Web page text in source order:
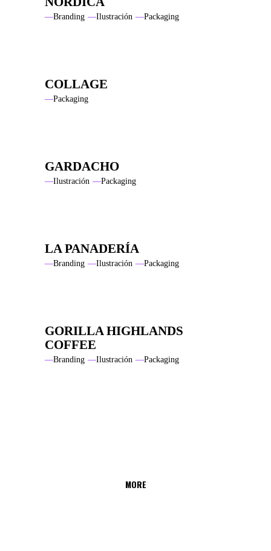
Branding Ilustración Packaging
COLLAGE
Packaging
GARDACHO
Ilustración Packaging
LA PANADERÍA
Branding Ilustración Packaging
GORILLA HIGHLANDS
COFFEE
Branding Ilustración Packaging
MORE